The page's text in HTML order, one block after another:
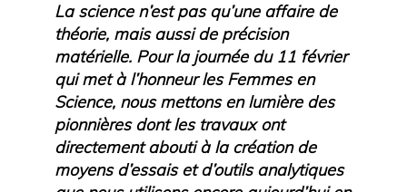
La science n’est pas qu’une affaire de
théorie, mais aussi de précision
matérielle. Pour la journée du 11 février
qui met à l’honneur les Femmes en
Science, nous mettons en lumière des
pionnières dont les travaux ont
directement abouti à la création de
moyens d’essais et d’outils analytiques